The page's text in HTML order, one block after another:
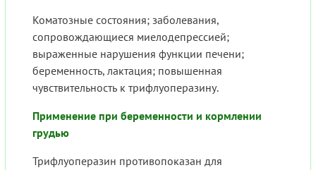
Коматозные состояния; заболевания,
сопровождающиеся миелодепрессией;
выраженные нарушения функции печени;
беременность, лактация; повышенная
чувствительность к трифлуоперазину.
Применение при беременности и кормлении
грудью
Трифлуоперазин противопоказан для